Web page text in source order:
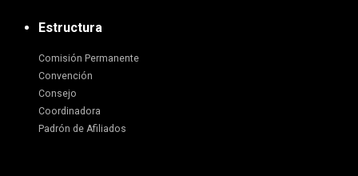
Estructura
Comisión Permanente
Convención
Consejo
Coordinadora
Padrón de Afiliados